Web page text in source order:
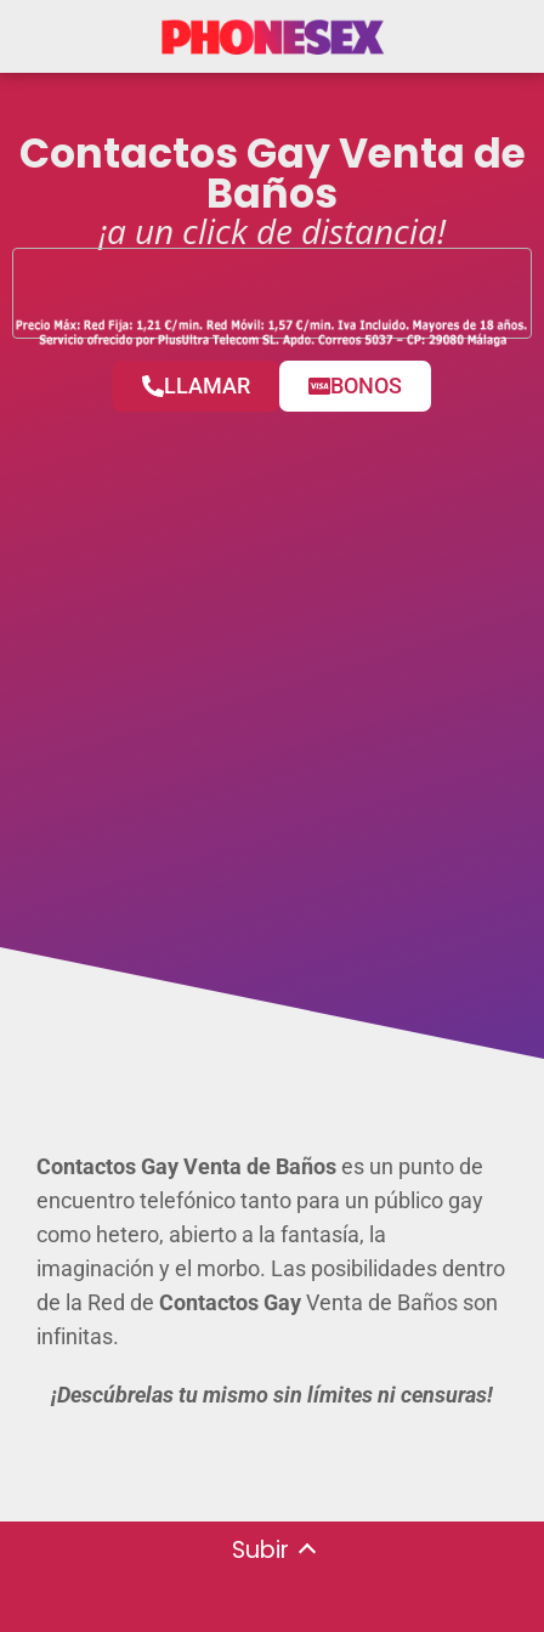
Contactos Gay Venta de
Baños
¡a un click de distancia!
LLAMAR BONOS
Contactos Gay Venta de Bañoses un punto de
encuentro telefónico tanto para un público gay
como hetero, abierto a la fantasía, la
imaginación y el morbo. Las posibilidades dentro
de la Red de Contactos GayVenta de Baños son
infinitas.
¡Descúbrelas tu mismo sin límites ni censuras!
Subir